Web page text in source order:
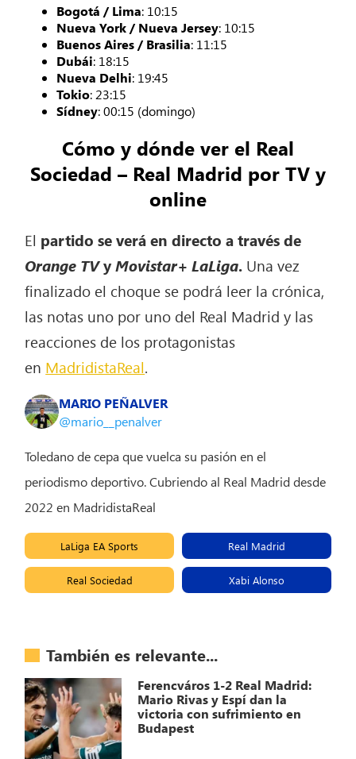
Bogotá / Lima: 10:15
Nueva York / Nueva Jersey: 10:15
Buenos Aires / Brasilia: 11:15
Dubái: 18:15
Nueva Delhi: 19:45
Tokio: 23:15
Sídney: 00:15 (domingo)
Cómo y dónde ver el Real
Sociedad – Real Madrid por TV y
online
El partido se verá en directo a través de
Orange TVyMovistar+ LaLiga. Una vez
finalizado el choque se podrá leer la crónica,
las notas uno por uno del Real Madrid y las
reacciones de los protagonistas
en MadridistaReal.
MARIO PEÑALVER
@mario__penalver
Toledano de cepa que vuelca su pasión en el
periodismo deportivo. Cubriendo al Real Madrid desde
2022 en MadridistaReal
LaLiga EA Sports Real Madrid
Real Sociedad Xabi Alonso
También es relevante...
Ferencváros 1-2 Real Madrid:
Mario Rivas y Espí dan la
victoria con sufrimiento en
Budapest